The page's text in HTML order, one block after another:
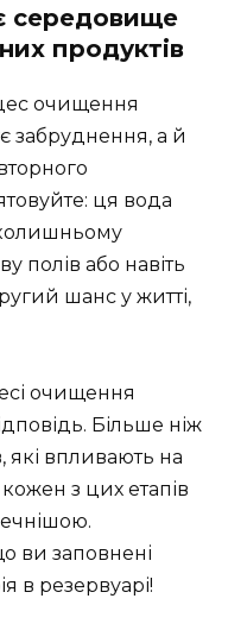
середовище
продуктів
очищення
забруднення, а й
ця вода
полів або навіть
шанс у житті,
очищення
Більше ніж
які впливають на
кожен з цих етапів
ви заповнені
в резервуарі!